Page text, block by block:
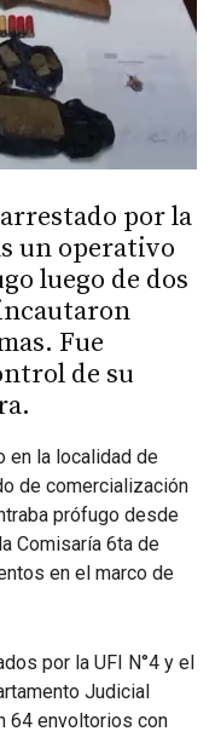
por la
un operativo
luego de dos
Fue
de su
en la localidad de
de comercialización
prófugo desde
Comisaría 6ta de
en el marco de
por la UFI N°4 y el
Judicial
64 envoltorios con